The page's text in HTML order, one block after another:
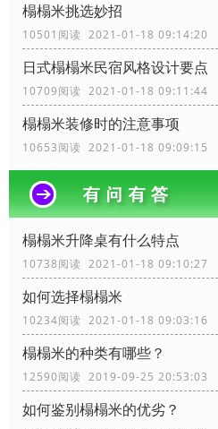
榻榻米挑选妙招
10501阅读 2021-01-18 09:14:20
日式榻榻米民宿风格设计要点
10709阅读 2021-01-18 09:11:44
榻榻米装修时的注意事项
10653阅读 2021-01-18 09:09:15
榻榻米升降桌有什么特点
10738阅读 2021-01-18 09:10:27
如何选择榻榻米
10234阅读 2021-01-18 09:03:16
榻榻米的种类有哪些？
12590阅读 2019-09-25 20:53:03
如何鉴别榻榻米的优劣？